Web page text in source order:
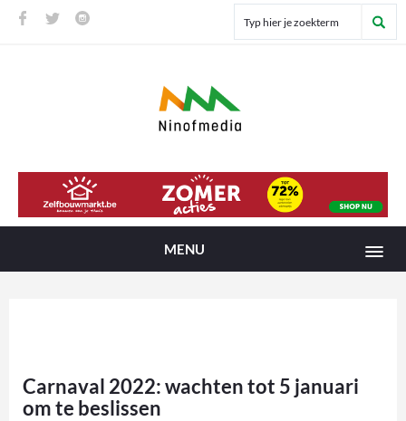
MENU
Carnaval 2022: wachten tot 5 januari
om te beslissen